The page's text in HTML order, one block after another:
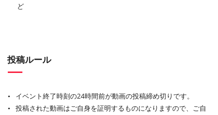
ど
投稿ルール
イベント終了時刻の24時間前が動画の投稿締め切りです。
投稿された動画はご自身を証明するものになりますので、ご自